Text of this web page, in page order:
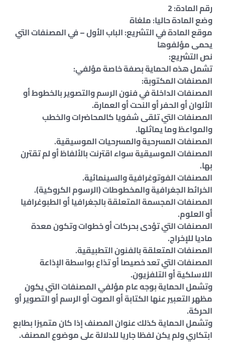
رقم المادة: 2
وضع المادة حاليا: ملغاة
موقع المادة في التشريع: الباب الأول – في المصنفات التي
يحمى مؤلفوها
نص التشريع:
تشمل هذه الحماية بصفة خاصة مؤلفي:
المصنفات المكتوبة:
المصنفات الداخلة في فنون الرسم والتصوير بالخطوط أو
الألوان أو الحفر أو النحت أو العمارة.
المصنفات التي تلقى شفويا كالمحاضرات والخطب
والمواعظ وما يماثلها.
المصنفات المسرحية والمسرحيات الموسيقية.
المصنفات الموسيقية سواء اقترنت بالألفاظ أو لم تقترن
بها.
المصنفات الفوتوغرافية والسينمائية.
الخرائط الجغرافية والمخطوطات (الرسوم الكروكية).
المصنفات المجسمة المتعلقة بالجغرافيا أو الطبوغرافيا
أو العلوم.
المصنفات التي تؤدى بحركات أو خطوات وتكون معدة
ماديا للإخراج.
المصنفات المتعلقة بالفنون التطبيقية.
المصنفات التي تعد خصيصا أو تذاع بواسطة الإذاعة
اللاسلكية أو التلفزيون.
وتشمل الحماية بوجه عام مؤلفي المصنفات التي يكون
مظهر التعبير عنها الكتابة أو الصوت أو الرسم أو التصوير أو
الحركة.
وتشمل الحماية كذلك عنوان المصنف إذا كان متميزا بطابع
ابتكاري ولم يكن لفظا جاريا للدلالة على موضوع المصنف.